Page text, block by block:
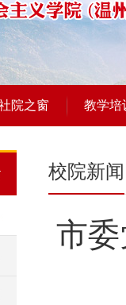
院之窗 教学培
校院新闻
市